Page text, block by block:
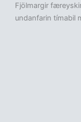
Fjölmargir
undanfarin tímabil